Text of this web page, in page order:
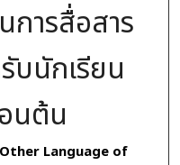
การสื่อสาร
บนักเรียน
นต้น
Language of